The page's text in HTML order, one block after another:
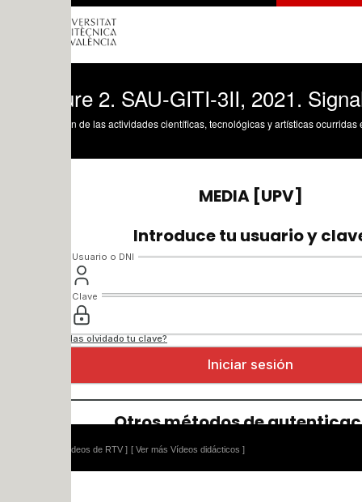
2. SAU-GITI-3II, 2021. Signals and
de las actividades científicas, tecnológicas y artísticas ocurridas en los tres
[ Ver más Vídeos didácticos ]